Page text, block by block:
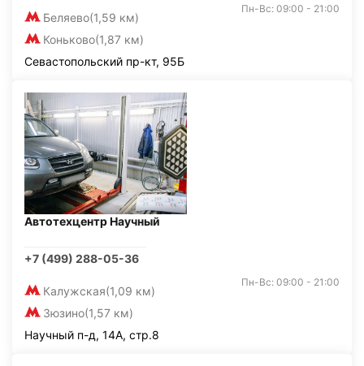
Беляево(1,59 км)
Коньково(1,87 км)
Пн-Вс: 09:00 - 21:00
Севастопольский пр-кт, 95Б
Автотехцентр Научный
+7 (499) 288-05-36
Калужская(1,09 км)
Зюзино(1,57 км)
Пн-Вс: 09:00 - 21:00
Научный п-д, 14А, стр.8